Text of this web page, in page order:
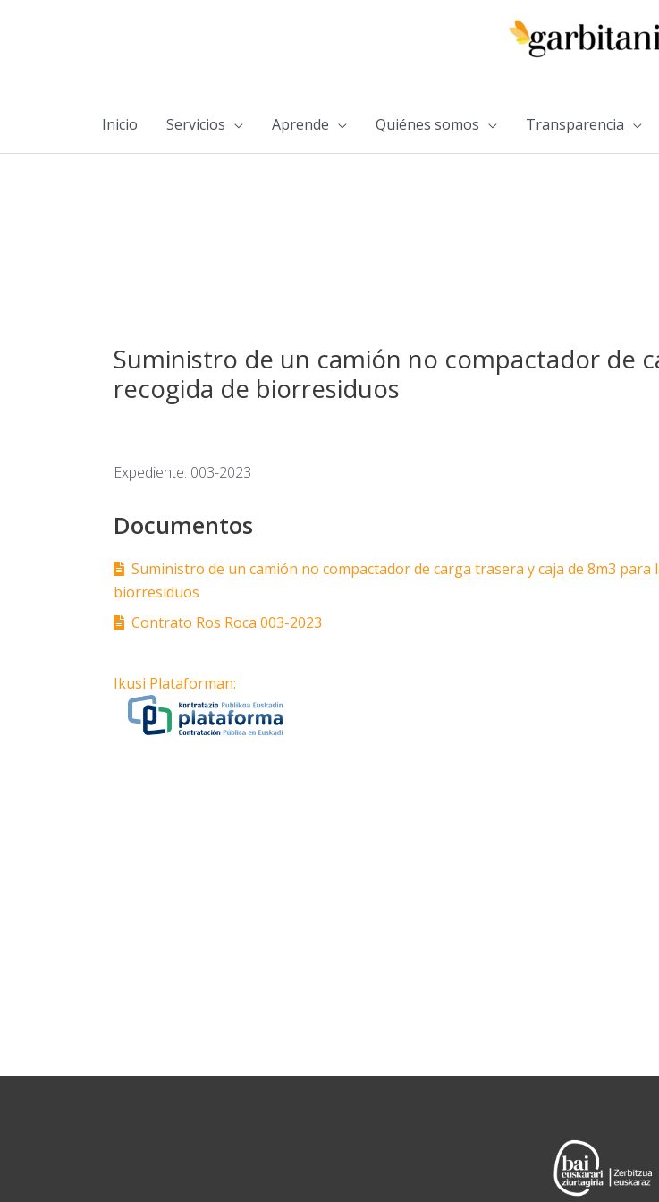
Inicio Servicios Aprende Quiénes somos Transparencia
Suministro de un camión no compactador de
recogida de biorresiduos
Expediente: 003-2023
Documentos
Suministro de un camión no compactador de carga trasera y caja de 8m3 para
biorresiduos
Contrato Ros Roca 003-2023
Ikusi Plataforman: